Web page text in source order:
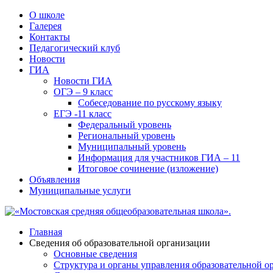
О школе
Галерея
Контакты
Педагогический клуб
Новости
ГИА
Новости ГИА
ОГЭ – 9 класс
Собеседование по русскому языку
ЕГЭ -11 класс
Федеральный уровень
Региональный уровень
Муниципальный уровень
Информация для участников ГИА – 11
Итоговое сочинение (изложение)
Объявления
Муниципальные услуги
Главная
Сведения об образовательной организации
Основные сведения
Структура и органы управления образовательной